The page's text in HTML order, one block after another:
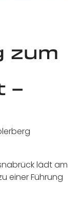
zum
–
lädt am
einer Führung